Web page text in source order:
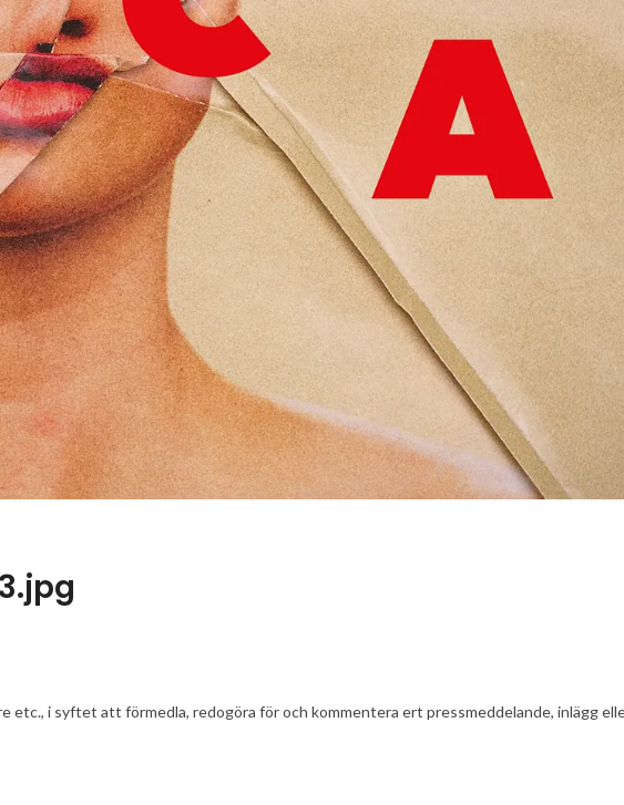
etc., i syftet att förmedla, redogöra för och kommentera ert pressmeddelande,